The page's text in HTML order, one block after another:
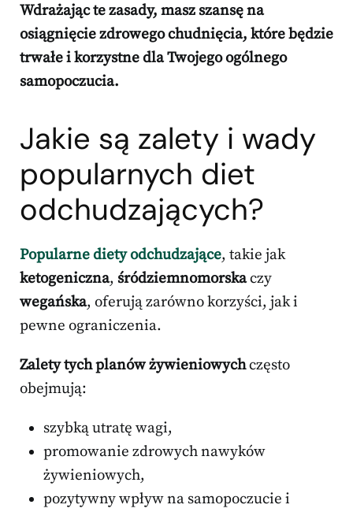
Wdrażając te zasady, masz szansę na
osiągnięcie zdrowego chudnięcia, które będzie
trwałe i korzystne dla Twojego ogólnego
samopoczucia.
Jakie są zalety i wady
popularnych diet
odchudzających?
Popularne diety odchudzające, takie jak
ketogeniczna, śródziemnomorskaczy
wegańska, oferują zarówno korzyści, jak i
pewne ograniczenia.
Zalety tych planów żywieniowychczęsto
obejmują:
szybką utratę wagi,
promowanie zdrowych nawyków
żywieniowych,
pozytywny wpływ na samopoczucie i